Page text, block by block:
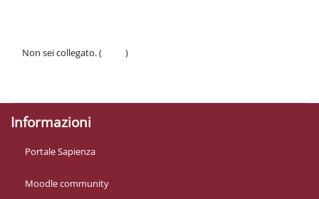
Non sei collegato. (
)
Informazioni
Portale Sapienza
Moodle community